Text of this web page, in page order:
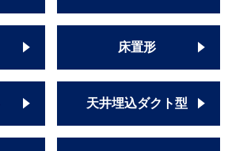
床置形
天井埋込ダクト型